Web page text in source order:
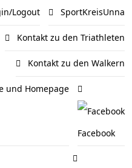
Logout SportKreisUnna
Kontakt zu den Triathleten
Kontakt zu den Walkern
und Homepage
Facebook